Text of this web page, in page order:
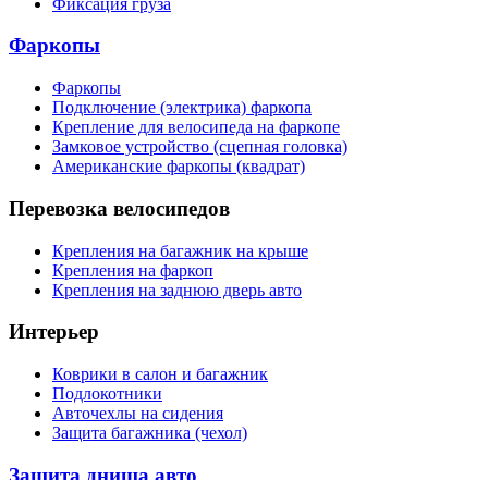
Фаркопы
Фаркопы
Подключение (электрика) фаркопа
Крепление для велосипеда на фаркопе
Замковое устройство (сцепная головка)
Американские фаркопы (квадрат)
Перевозка велосипедов
Крепления на багажник на крыше
Крепления на фаркоп
Крепления на заднюю дверь авто
Интерьер
Коврики в салон и багажник
Подлокотники
Авточехлы на сидения
Защита багажника (чехол)
Защита днища авто